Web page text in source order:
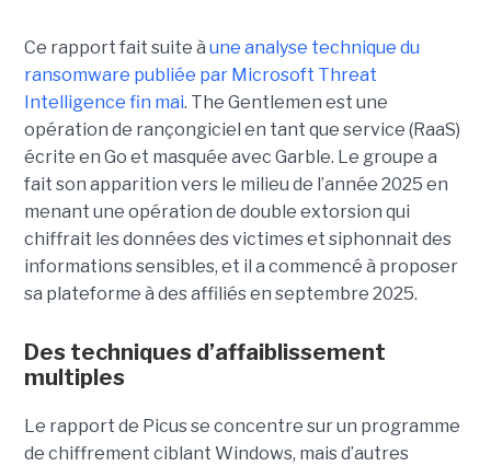
Ce rapport fait suite à une analyse technique du
ransomware publiée par Microsoft Threat
Intelligence fin mai. The Gentlemen est une
opération de rançongiciel en tant que service (RaaS)
écrite en Go et masquée avec Garble. Le groupe a
fait son apparition vers le milieu de l’année 2025 en
menant une opération de double extorsion qui
chiffrait les données des victimes et siphonnait des
informations sensibles, et il a commencé à proposer
sa plateforme à des affiliés en septembre 2025.
Des techniques d’affaiblissement
multiples
Le rapport de Picus se concentre sur un programme
de chiffrement ciblant Windows, mais d’autres